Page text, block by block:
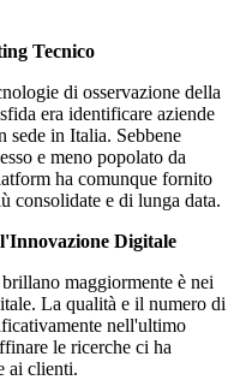
Tecnico
di osservazione della
era identificare aziende
sede in Italia. Sebbene
e meno popolato da
ha comunque fornito
consolidate e di lunga data.
Digitale
maggiormente è nei
La qualità e il numero di
nell'ultimo
le ricerche ci ha
ai clienti.